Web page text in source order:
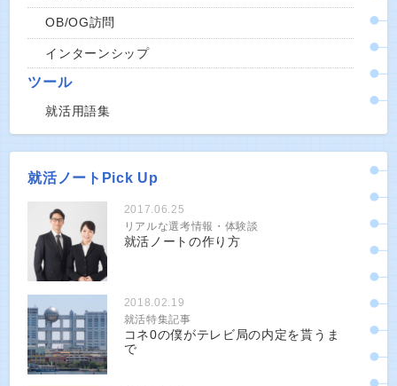
OB/OG訪問
インターンシップ
ツール
就活用語集
就活ノートPick Up
2017.06.25
リアルな選考情報・体験談
就活ノートの作り方
2018.02.19
就活特集記事
コネ0の僕がテレビ局の内定を貰うま
で